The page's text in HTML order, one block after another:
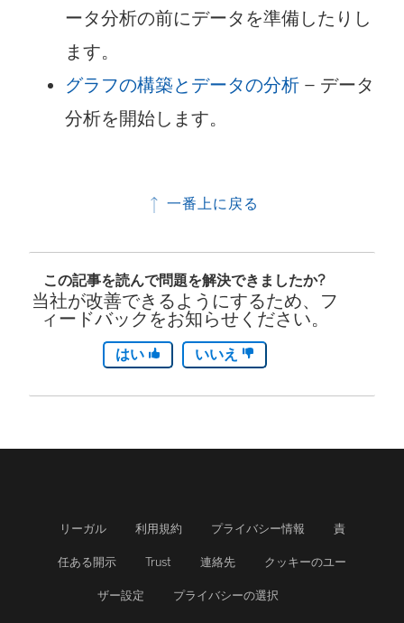
ータ分析の前にデータを準備したりし
ます。
グラフの構築とデータの分析 – データ
分析を開始します。
一番上に戻る
この記事を読んで問題を解決できましたか?
当社が改善できるようにするため、フ
ィードバックをお知らせください。
はい いいえ
リーガル 利用規約 プライバシー情報 責
任ある開示 Trust 連絡先 クッキーのユー
ザー設定 プライバシーの選択